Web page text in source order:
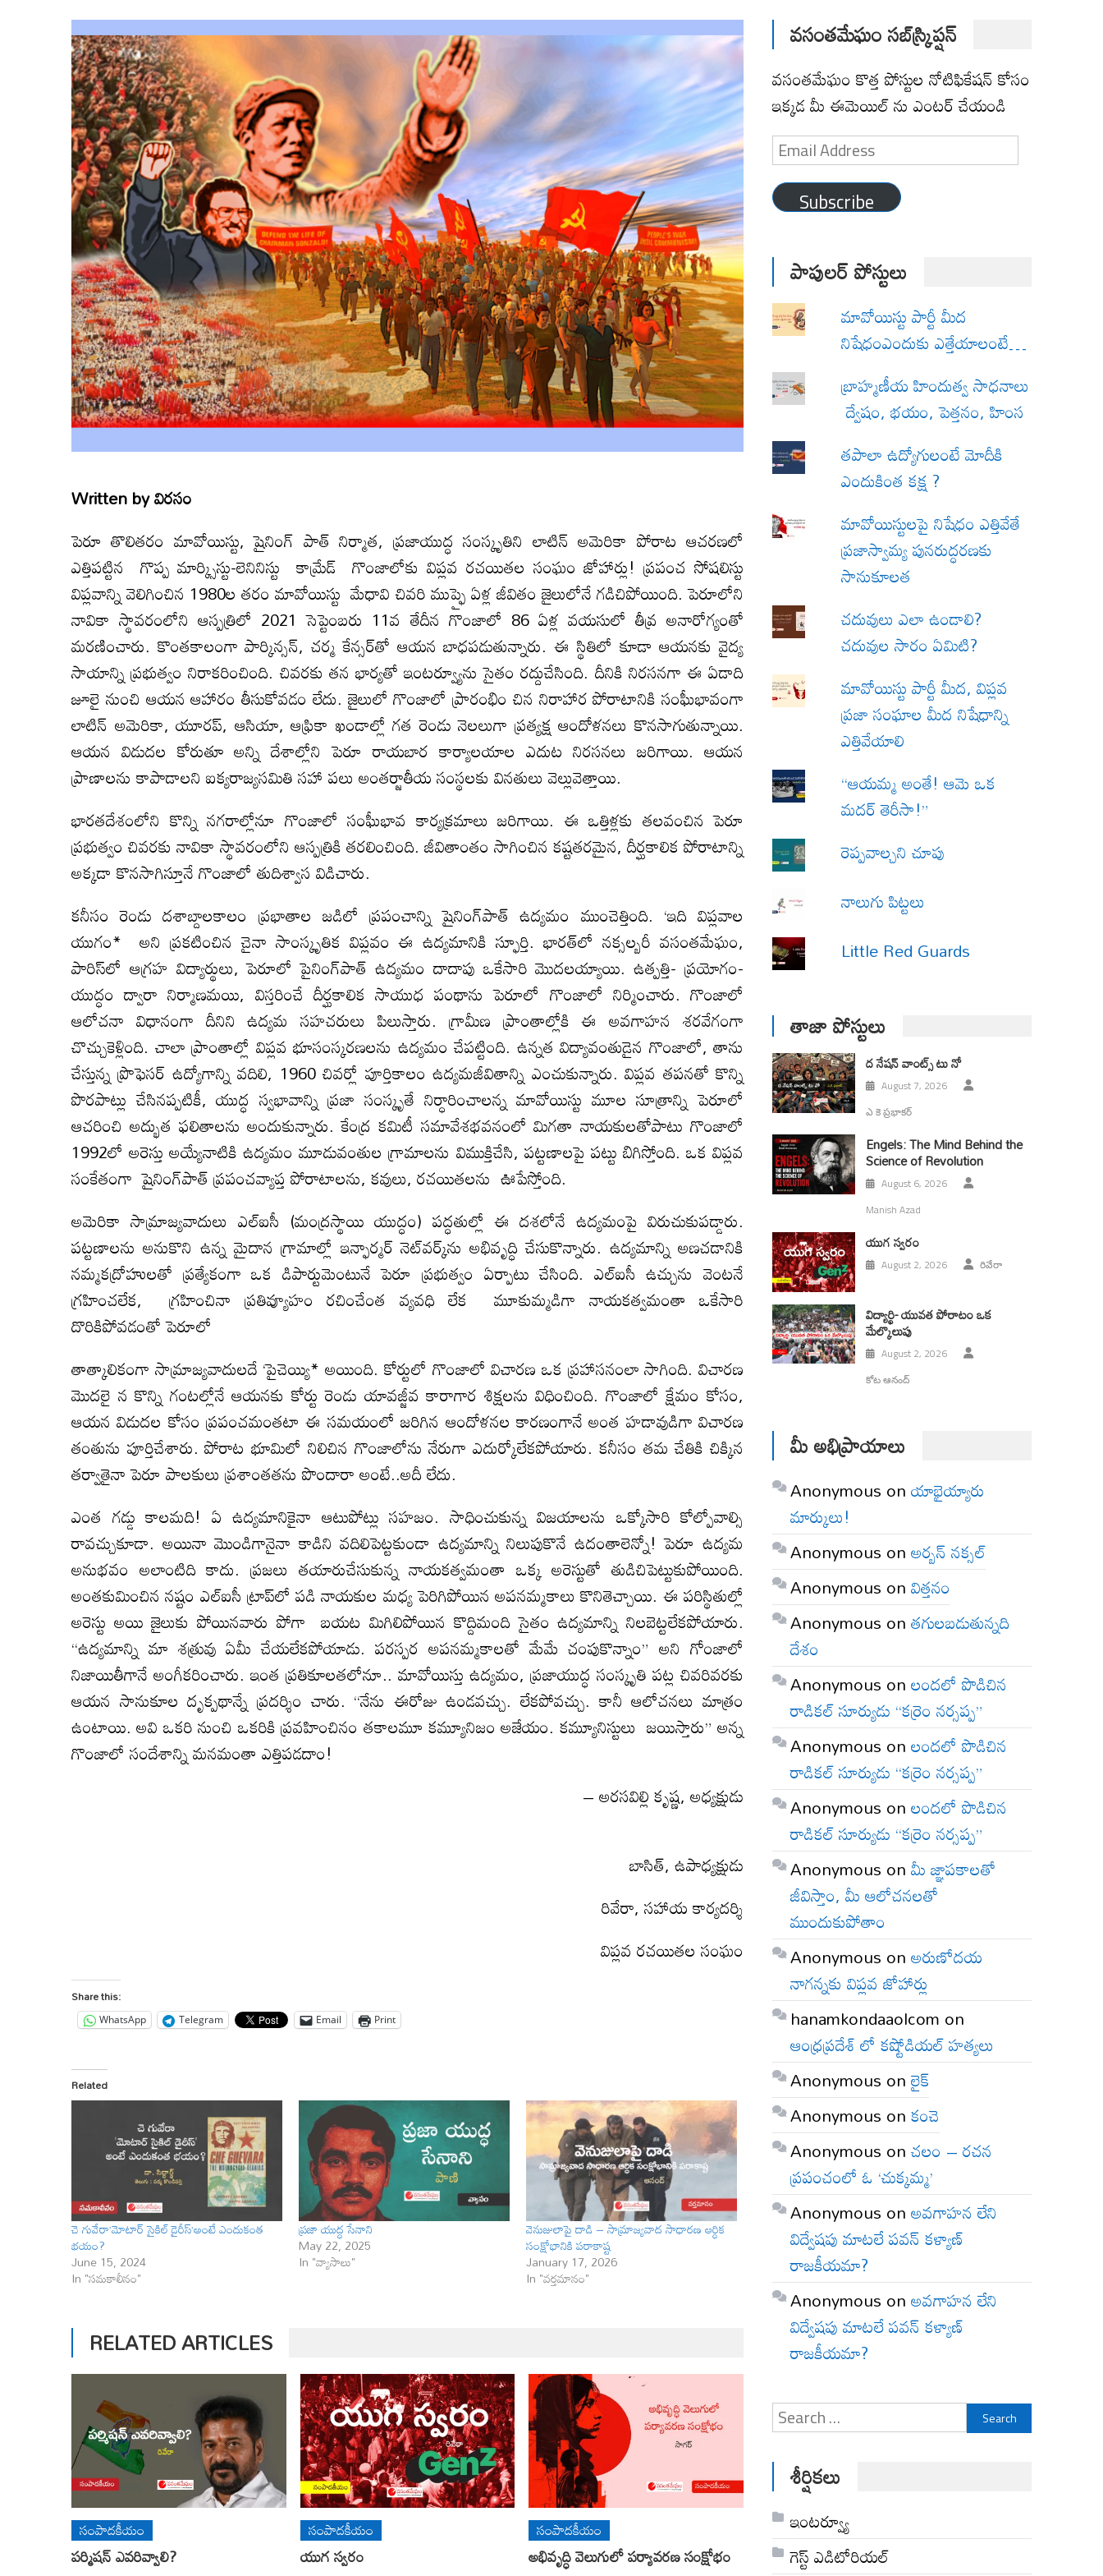
Written byవిరసం
పెరూ తొలితరం మావోయిస్టు, షైనింగ్‌ పాత్‌ నిర్మాత, ప్రజాయుద్ధ సంస్కృతిని లాటిన్‌ అమెరికా పోరాట ఆచ‌ర‌ణ‌లో
ఎత్తిప‌ట్టిన గొప్ప మార్క్సిస్టు-లెనినిస్టు కామ్రేడ్‌ గొంజాలోకు విప్ల‌వ ర‌చ‌యిత‌ల సంఘం జోహార్లు! ప్రపంచ సోషలిస్టు
విప్లవాన్ని వెలిగించిన 1980ల తరం మావోయిస్టు మేధావి చివరి ముప్ఫై ఏళ్ల జీవితం జైలులోనే గడిచిపోయింది. పెరూలోని
నావికా స్థావరంలోని ఆస్పత్రిలో 2021 సెప్టెంబరు 11వ తేదీన గొంజాలో 86 ఏళ్ల వయసులో తీవ్ర అనారోగ్యంతో
మరణించారు. కొంతకాలంగా పార్కిన్సన్‌, చర్మ కేన్సర్‌తో ఆయన బాధపడుతున్నారు. ఈ స్థితిలో కూడా ఆయనకు వైద్య
సాయాన్ని ప్రభుత్వం నిరాకరించింది. చివరకు తన భార్యతో ఇంటర్వ్యూను సైతం రద్దుచేసింది. దీనికి నిరసనగా ఈ ఏడాది
జూలై నుంచి ఆయన ఆహారం తీసుకోవడం లేదు. జైలులో గొంజాలో ప్రారంభిం చిన నిరాహార పోరాటానికి సంఘీభావంగా
లాటిన్‌ అమెరికా, యూరప్‌, ఆసియా, ఆఫ్రికా ఖండాల్లో గత రెండు నెలలుగా ప్రత్యక్ష ఆందోళనలు కొనసాగుతున్నాయి.
ఆయన విడుదల కోరుతూ అన్ని దేశాల్లోని పెరూ రాయబార కార్యాలయాల ఎదుట నిరసనలు జరిగాయి. ఆయన
ప్రాణాలను కాపాడాలని ఐక్యరాజ్యసమితి సహా పలు అంతర్జాతీయ సంస్థలకు వినతులు వెల్లువెత్తాయి.
భారతదేశంలోని కొన్ని నగరాల్లోనూ గొంజాలో సంఘీభావ కార్యక్రమాలు జరిగాయి. ఈ ఒత్తిళ్లకు తలవంచిన పెరూ
ప్రభుత్వం చివరకు నావికా స్థావరంలోని ఆస్పత్రికి తరలించింది. జీవితాంతం సాగించిన కష్టతరమైన, దీర్ఘ‌కాలిక పోరాటాన్ని
అక్కడా కొనసాగిస్తూనే గొంజాలో తుదిశ్వాస విడిచారు.
కనీసం రెండు దశాబ్దాలకాలం ప్రభాతాల జడిలో ప్రపంచాన్ని షైనింగ్‌పాత్‌ ఉద్యమం ముంచెత్తింది. ‘ఇది విప్ల‌వాల
యుగం* అని ప్రకటించిన చైనా సాంస్కృతిక విప్లవం ఈ ఉద్యమానికి స్ఫూర్తి. భారత్‌లో నక్సల్బరీ వసంతమేఘం,
పారిస్‌లో ఆగ్రహ విద్యార్థులు, పెరూలో పైనింగ్‌పాత్‌ ఉద్యమం దాదాపు ఒకేసారి మొదలయ్యాయి. ఉత్పత్తి- ప్రయోగం-
యుద్ధం ద్వారా నిర్మాణమయి, విస్తరించే దీర్ఘ‌కాలిక‌ సాయుధ పంథాను పెరూలో గొంజాలో నిర్మించారు. గొంజాలో
ఆలోచనా విధానంగా దీనిని ఉద్యమ సహచరులు పిలుస్తారు. గ్రామీణ ప్రాంతాల్లోకి ఈ అవగాహన శరవేగంగా
చొచ్చుకెళ్లింది. చాలా ప్రాంతాల్లో విప్ల‌వ భూసంస్కరణలను ఉద్యమం చేపట్టింది. ఉన్నత విద్యావంతుడైన గొంజాలో, తాను
చేస్తున్న ప్రొఫెసర్‌ ఉద్యోగాన్ని వదిలి, 1960 చివర్లో పూర్తికాలం ఉద్యమజీవితాన్ని ఎంచుకున్నారు. విప్లవ తపనతో కొన్ని
పొరపాట్లు చేసినప్పటికీ, యుద్ధ స్వభావాన్ని ప్రజా సంస్కృతే నిర్ధారించాలన్న మావోయిస్టు మూల సూత్రాన్ని పెరూలో
ఆచరించి అద్భుత ఫలితాలను అందుకున్నారు. కేంద్ర కమిటీ సమావేశభవనంలో మిగతా నాయకులతోపాటు గొంజాలో
1992లో అరెస్తు అయ్యేనాటికి ఉద్యమం మూడువంతుల గ్రామాలను విముక్తిచేసి, పట్టణాలపై పట్టు బిగిస్తోంది. ఒక విప్లవ
సంకేతంగా షైనింగ్‌పాత్‌ ప్రపంచవ్యాప్త పోరాటాలను, కవులు, రచయిత‌ల‌ను ఊపేస్తోంది.
అమెరికా సామ్రాజ్యవాదులు ఎల్‌ఐసీ (మంద్రస్థాయి యుద్ధం) పద్ధతుల్లో ఈ దశలోనే ఉద్యమంపై విరుచుకుపడ్డారు.
పట్టణాలను అనుకొని ఉన్న మైదాన గ్రామాల్లో ఇన్ఫార్మర్‌ నెట్‌వర్క్‌ను అభివృద్ధి చేసుకొన్నారు. ఉద్యమాన్ని అణచడానికి
నమ్మకద్రోహులతో ప్రత్యేకంగా ఒక డిపార్టుమెంటునే పెరూ ప్రభుత్వం ఏర్పాటు చేసింది. ఎల్‌ఐసీ ఉచ్చును వెంటనే
గ్రహించలేక, గ్రహించినా ప్రతివ్యూహం రచించేంత వ్యవధి లేక మూకుమ్మడిగా నాయకత్వమంతా ఒకేసారి
దొరికిపోవడంతో పెరూలో
తాత్కాలికంగా సామ్రాజ్యవాదులదే ‘పైచెయ్యి* అయింది. కోర్టులో గొంజాలో విచారణ ఒక ప్రహాసనంలా సాగింది. విచారణ
మొద‌లై న కొన్ని గంటల్లోనే ఆయనకు కోర్టు రెండు యావజ్జీవ కారాగార శిక్షలను విధించింది. గొంజాలో క్షేమం కోసం,
ఆయన విడుదల కోసం ప్రపంచమంతటా ఈ సమయంలో జరిగిన ఆందోళనల కారణంగానే అంత హడావుడిగా విచారణ
తంతును పూర్తిచేశారు. పోరాట భూమిలో నిలిచిన గొంజాలోను నేరుగా ఎదుర్కోలేకపోయారు. కనీసం తమ చేతికి చిక్కిన
తర్వాతైనా పెరూ పాలకులు ప్రశాంతతను పొందారా అంటే..అదీ లేదు.
ఎంత గడ్డు కాలమది! ఏ ఉద్యమానికైనా ఆటుపోట్లు సహజం. సాధించుకున్న విజయాలను ఒక్కోసారి కోల్పోవాల్సి
రావచ్చుకూడా. అయినా మొండిగానైనా కాడిని వదిలిపెట్టకుండా ఉద్యమాన్ని నిలుపుకొనే ఉదంతాలెన్నో! పెరూ ఉద్యమ
అనుభవం అలాంటిది కాదు. ప్రజలు తయారుచేసుకున్న నాయకత్వమంతా ఒక్క అరెస్టుతో తుడిచిపెట్టుకుపోయింది.
అంతకుమించిన నష్టం ఎల్‌ఐసీ ట్రాప్‌లో పడి నాయకుల మధ్య పెరిగిపోయిన అపనమ్మకాలు కొనితెచ్చాయి. ఈ పరిస్థితుల్లో
అరెస్టు అయి జైలుకు పోయినవారు పోగా బయట మిగిలిపోయిన కొద్దిమంది సైతం ఉద్యమాన్ని నిలబెట్టలేకపోయారు.
“ఉద్యమాన్ని మా శత్రువు ఏమీ చేయలేకపోయాడు. పరస్పర అపనమ్మకాలతో మేమే చంపుకొన్నాం” అని గోంజాలో
నిజాయితీగానే అంగీకరించారు. ఇంత ప్రతికూలతలోనూ.. మావోయిస్తు ఉద్యమం, ప్రజాయుద్ధ సంస్కృతి పట్ల చివరివరకు
ఆయన సానుకూల దృక్పథాన్నే ప్రదర్శిం చారు. “నేను ఈరోజు ఉండవచ్చు. లేకపోవచ్చు. కానీ ఆలోచనలు మాత్రం
ఉంటాయి. అవి ఒకరి నుంచి ఒకరికి ప్రవహించినం తకాలమూ కమ్యూనిజం అజేయం. కమ్యూనిస్టులు జయిస్తారు” అన్న
గొంజాలో సందేశాన్ని మనమంతా ఎత్తిపడదాం!
– అరసవిల్లి కృష్ణ, అధ్యక్షుడు
బాసిత్, ఉపాధ్యక్షుడు
రివేరా, సహాయ కార్యదర్శి
విప్లవ రచయితల సంఘం
Share this:
WhatsApp Telegram Email Print
Related
చె గువేరా’మోటార్ సైకిల్ డైరీస్’అంటే ఎందుకంత
భయం?
June 15, 2024
In "సమకాలీనం"
ప్రజా యుద్ధ సేనాని
May 22, 2025
In "వ్యాసాలు"
వెనుజులాపై దాడి – సామ్రాజ్యవాద సాధారణ ఆర్ధిక
సంక్షోభానికి పరాకాష్ట
January 17, 2026
In "వర్తమానం"
RELATED ARTICLES
సంపాదకీయం
ప‌ర్మిష‌న్ ఎవ‌రివ్వాలి?
సంపాదకీయం
యుగ స్వ‌రం
సంపాదకీయం
అభివృద్ధి వెలుగులో పర్యావరణ సంక్షోభం
వసంతమేఘం సబ్‌స్క్రిప్షన్
వసంతమేఘం కొత్త పోస్టుల నోటిఫికేషన్ కోసం
ఇక్కడ మీ ఈమెయిల్ ను ఎంటర్ చేయండి
Email
Address
Subscribe
పాపులర్ పోస్టులు
మావోయిస్టు పార్టీ మీద
నిషేధంఎందుకు ఎత్తేయాలంటే…
బ్రాహ్మణీయ హిందుత్వ సాధనాలు
ద్వేషం, భయం, పెత్తనం, హింస
త‌పాలా ఉద్యోగులంటే మోదీకి
ఎందుకింత కక్ష ?
మావోయిస్టులపై నిషేధం ఎత్తివేతే
ప్రజాస్వామ్య పునరుద్ధరణకు
సానుకూలత
చదువులు ఎలా ఉండాలి?
చదువుల సారం ఏమిటి?
మావోయిస్టు పార్టీ మీద, విప్లవ
ప్రజా సంఘాల మీద నిషేధాన్ని
ఎత్తివేయాలి
“ఆయమ్మ అంతే! ఆమె ఒక
మదర్ తెరీసా!”
రెప్పవాల్చని చూపు
నాలుగు పిట్టలు
Little Red Guards
తాజా పోస్టులు
ద నేషన్ వాంట్స్ టు నో
August 7, 2026
ఎ కె ప్రభాకర్
Engels: The Mind Behind the
Science of Revolution
August 6, 2026
Manish Azad
యుగ స్వ‌రం
August 2, 2026 రివేరా
విద్యార్థి- యువత పోరాటం ఒక
మేల్కొలుపు
August 2, 2026
కోట ఆనంద్
మీ అభిప్రాయాలు
Anonymous onయాభైయ్యారు
మార్కులు!
Anonymous onఅర్బన్ నక్సల్
Anonymous onవిత్తనం
Anonymous onతగులబడుతున్నది
దేశం
Anonymous onలందలో పొడిచిన
రాడికల్ సూర్యుడు “కర్రెం నర్సప్ప”
Anonymous onలందలో పొడిచిన
రాడికల్ సూర్యుడు “కర్రెం నర్సప్ప”
Anonymous onలందలో పొడిచిన
రాడికల్ సూర్యుడు “కర్రెం నర్సప్ప”
Anonymous onమీ జ్ఞాపకాలతో
జీవిస్తాం, మీ ఆలోచనలతో
ముందుకుపోతాం
Anonymous onఅరుణోదయ
నాగన్నకు విప్లవ జోహార్లు
hanamkondaaolcom on
ఆంధ్రప్రదేశ్ లో కష్టోడియల్ హత్యలు
Anonymous onలైక్
Anonymous onకంచె
Anonymous onచలం – రచన
ప్రపంచంలో ఓ ‘చుక్కమ్మ’
Anonymous onఅవగాహన లేని
విద్వేషపు మాటలే పవన్ కళ్యాణ్
రాజకీయమా?
Anonymous onఅవగాహన లేని
విద్వేషపు మాటలే పవన్ కళ్యాణ్
రాజకీయమా?
Search
for:
శీర్షికలు
ఇంటర్వ్యూ
గెస్ట్ ఎడిటోరియల్